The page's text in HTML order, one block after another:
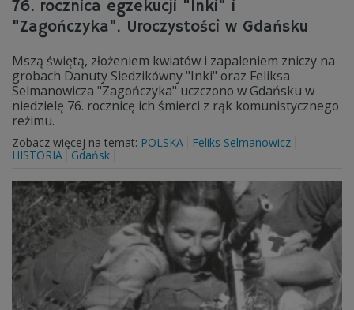
76. rocznica egzekucji "Inki" i
"Zagończyka". Uroczystości w Gdańsku
Mszą świętą, złożeniem kwiatów i zapaleniem zniczy na
grobach Danuty Siedzikówny "Inki" oraz Feliksa
Selmanowicza "Zagończyka" uczczono w Gdańsku w
niedzielę 76. rocznicę ich śmierci z rąk komunistycznego
reżimu.
Zobacz więcej na temat: POLSKA
Feliks Selmanowicz
HISTORIA
Gdańsk